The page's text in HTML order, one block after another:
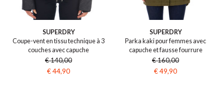
SUPERDRY
Coupe-vent en tissu technique à 3
couches avec capuche
€ 140,00
€ 44,90
SUPERDRY
Parka kaki pour femmes avec
capuche et fausse fourrure
€ 160,00
€ 49,90